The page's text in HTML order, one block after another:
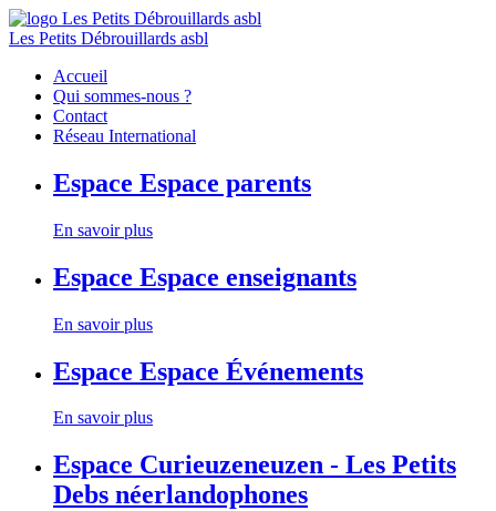
Les Petits Débrouillards asbl
Accueil
Qui sommes-nous ?
Contact
Réseau International
Espace Espace parents
En savoir plus
Espace Espace enseignants
En savoir plus
Espace Espace Événements
En savoir plus
Espace Curieuzeneuzen - Les Petits
Debs néerlandophones